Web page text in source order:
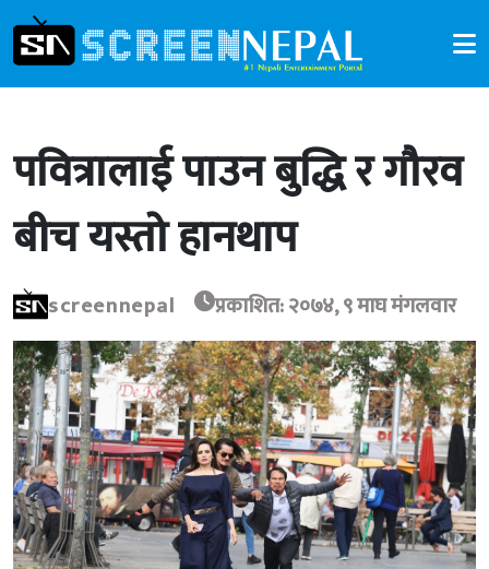
पवित्रालाई पाउन बुद्धि र गौरव
बीच यस्तो हानथाप
screennepal प्रकाशित: २०७४, ९ माघ मंगलवार